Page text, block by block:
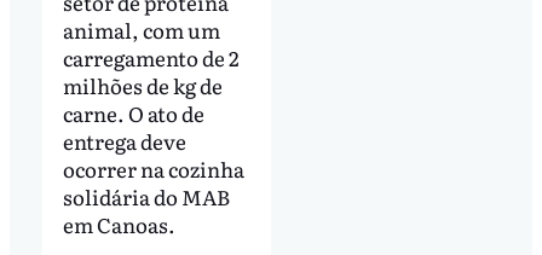
animal, com um
carregamento de 2
milhões de kg de
carne. O ato de
entrega deve
ocorrer na cozinha
solidária do MAB
em Canoas.